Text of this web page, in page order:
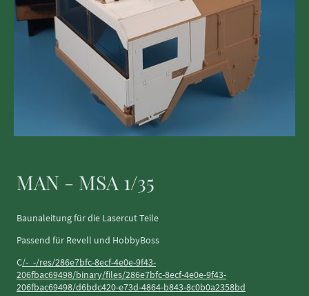
MAN - MSA 1/35
Baunaleitung für die Lasercut Teile
Passend für Revell und HobbyBoss
C/-_-/res/286e7bfc-8ecf-4e0e-9f43-
206fbac69498/binary/files/286e7bfc-8ecf-4e0e-9f43-
206fbac69498/d6bdc420-e73d-4864-b843-8c0b0a2358bd